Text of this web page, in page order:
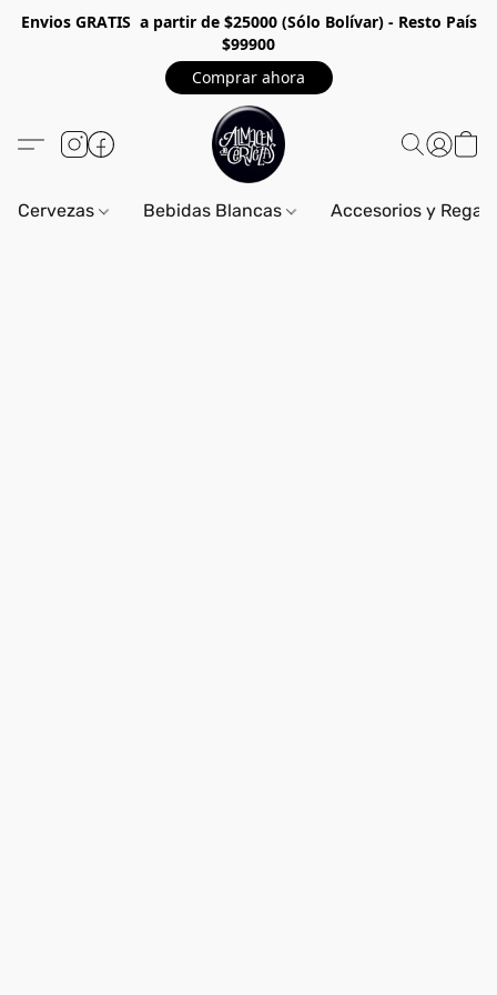
Envios GRATIS a partir de $25000 (Sólo Bolívar) - Resto País
$99900
Comprar ahora
Cervezas Bebidas Blancas Accesorios y